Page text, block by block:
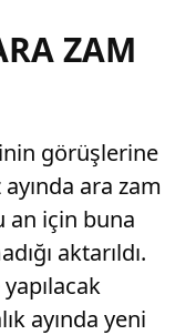
yeni ZAM
görüşlerine
ara zam
an için buna
aktarıldı.
ayında yeni